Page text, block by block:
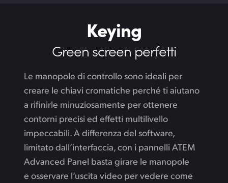
Keying
Green screen perfetti
Le manopole di controllo sono ideali per
creare le chiavi cromatiche perché ti aiutano
a rifinirle minuziosamente per ottenere
contorni precisi ed effetti multilivello
impeccabili. A differenza del software,
limitato dall’interfaccia, con i pannelli ATEM
Advanced Panel basta girare le manopole
e osservare l’uscita video per vedere come